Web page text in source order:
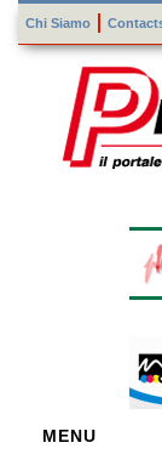
Chi Siamo
MENU